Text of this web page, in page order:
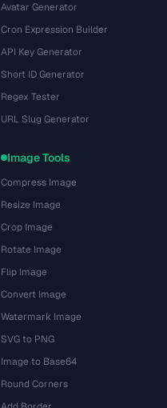
Avatar Generator
Cron Expression Builder
API Key Generator
Short ID Generator
Regex Tester
URL Slug Generator
Image Tools
Compress Image
Resize Image
Crop Image
Rotate Image
Flip Image
Convert Image
Watermark Image
SVG to PNG
Image to Base64
Round Corners